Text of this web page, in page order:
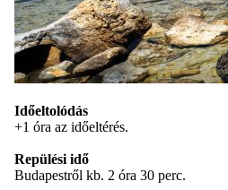
Időeltolódás
+1 óra az időeltérés.
Repülési idő
Budapestről kb. 2 óra 30 perc.